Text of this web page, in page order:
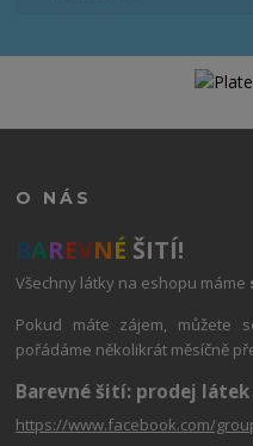
O NÁS
BAREVNÉ ŠITÍ!
Všechny látky na eshopu máme
Pokud máte zájem, můžete
pořádáme několikrát měsíčně
Barevné šití: prodej
https://www.facebook.com/